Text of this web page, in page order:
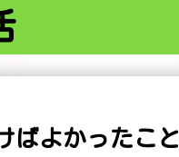
ばよかったこ